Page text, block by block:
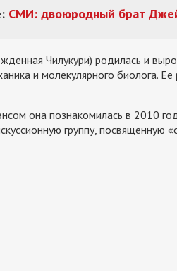
СМИ: двоюродный брат
Чилукури) родилась и
и молекулярного биолога.
она познакомилась в 2010
группу, посвященную